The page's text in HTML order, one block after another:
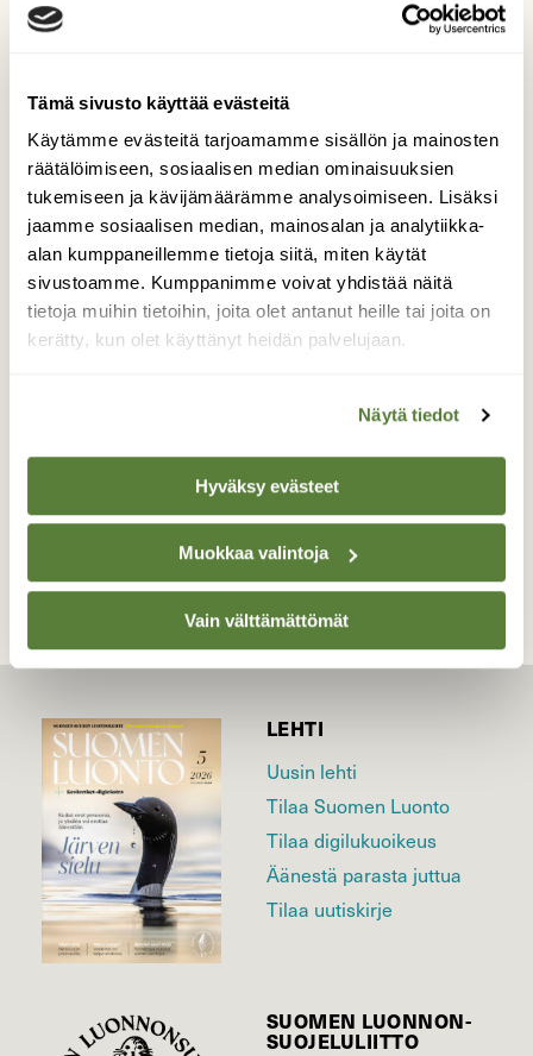
Tämä sivusto käyttää evästeitä
Käytämme evästeitä tarjoamamme sisällön ja mainosten
räätälöimiseen, sosiaalisen median ominaisuuksien
tukemiseen ja kävijämäärämme analysoimiseen. Lisäksi
jaamme sosiaalisen median, mainosalan ja analytiikka-
alan kumppaneillemme tietoja siitä, miten käytät
sivustoamme. Kumppanimme voivat yhdistää näitä
tietoja muihin tietoihin, joita olet antanut heille tai joita on
kerätty, kun olet käyttänyt heidän palvelujaan.
Näytä tiedot
Hyväksy evästeet
Muokkaa valintoja
Vain välttämättömät
Lasketumispaikka
Rauhallista oloa lämpimällä
laskeutumispaikalla, kuvattu 28.7.2016.
Valokuvaaja: Kari Saarinen, Lempäälä 28.7.2016
LEHTI
Uusin lehti
Tilaa Suomen Luonto
Tilaa digilukuoikeus
Äänestä parasta juttua
Tilaa uutiskirje
SUOMEN LUONNON­
SUOJELU­LIITTO